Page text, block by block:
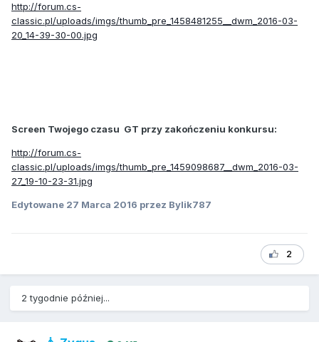
http://forum.cs-
classic.pl/uploads/imgs/thumb_pre_1458481255__dwm_2016-03-
20_14-39-30-00.jpg
Screen Twojego czasu GT przy zakończeniu konkursu:
http://forum.cs-
classic.pl/uploads/imgs/thumb_pre_1459098687__dwm_2016-03-
27_19-10-23-31.jpg
Edytowane 27 Marca 2016 przez Bylik787
2
2 tygodnie później...